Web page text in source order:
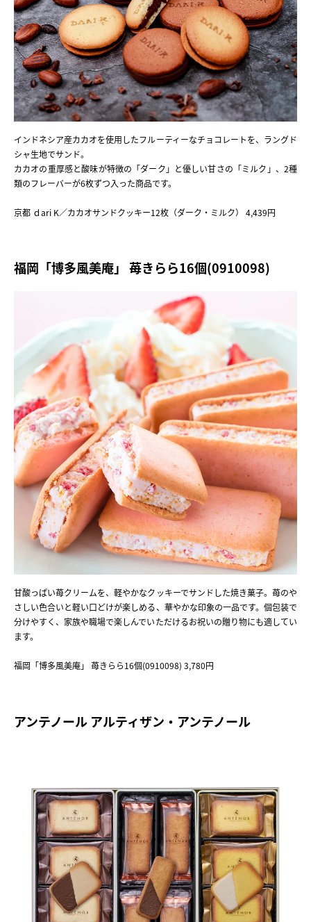
インドネシア産カカオを使用したフルーティーなチョコレートを、ラングド
シャ生地でサンド。
カカオの重厚感と酸味が特徴の「ダーク」と優しい甘さの「ミルク」、2種
類のフレーバーが6枚ずつ入った商品です。
京都 ｄari K／カカオサンドクッキー12枚（ダーク・ミルク） 4,439円
福岡「博多風美庵」 苺きらら16個(0910098)
甘酸っぱい苺クリームを、軽やかなクッキーでサンドした焼き菓子。苺のや
さしい色合いと軽い口どけが楽しめる、華やかな印象の一品です。個包装で
分けやすく、家族や職場で楽しんでいただけるお祝いの贈り物にも適してい
ます。
福岡「博多風美庵」 苺きらら16個(0910098) 3,780円
アンテノール アルティザン・アンテノール